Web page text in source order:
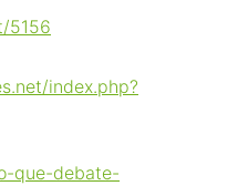
5156
index.php?
que-debate-